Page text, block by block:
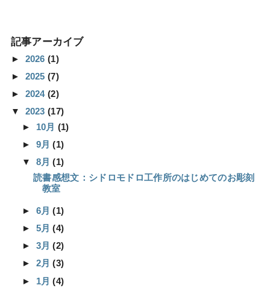
記事アーカイブ
► 2026(1)
► 2025(7)
► 2024(2)
▼ 2023(17)
► 10月 (1)
► 9月(1)
▼ 8月(1)
読書感想文：シドロモドロ工作所のはじめてのお彫刻
教室
► 6月(1)
► 5月(4)
► 3月(2)
► 2月(3)
► 1月(4)